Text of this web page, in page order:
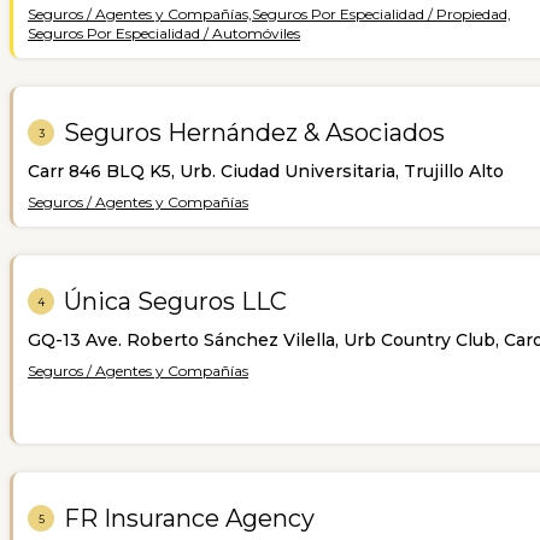
Seguros / Agentes y Compañías,Seguros Por Especialidad / Propiedad,
Seguros Por Especialidad / Automóviles
3 Seguros Hernández & Asociados
Carr 846 BLQ K5, Urb. Ciudad Universitaria, Trujillo Alto
Seguros / Agentes y Compañías
4 Única Seguros LLC
GQ-13 Ave. Roberto Sánchez Vilella, Urb Country Club,
Seguros / Agentes y Compañías
5 FR Insurance Agency